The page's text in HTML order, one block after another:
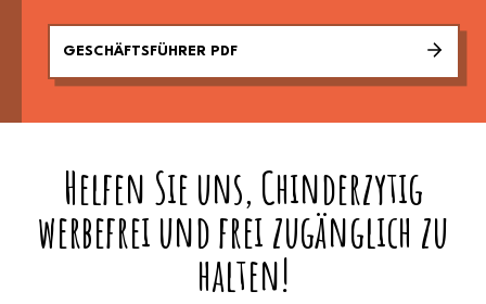
GESCHÄFTSFÜHRER PDF
Helfen Sie uns, Chinderzytig
werbefrei und frei zugänglich zu
halten!